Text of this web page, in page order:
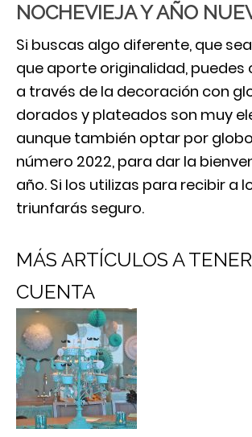
NOCHEVIEJA Y AÑO
Si buscas algo diferente, que
que aporte originalidad, puedes
a través de la decoración con
dorados y plateados son muy
aunque también optar por
número 2022, para dar la
año. Si los utilizas para recibir a
triunfarás seguro.
MÁS ARTÍCULOS A
CUENTA